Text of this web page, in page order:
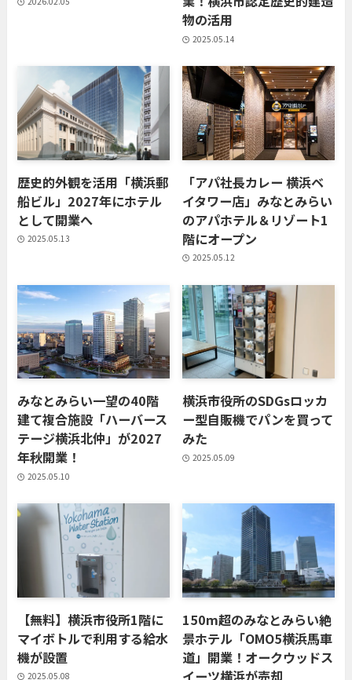
物の活用
2025.05.14
歴史的外観を活用「横浜郵
船ビル」2027年にホテル
として開業へ
2025.05.13
「アパ社長カレー 横浜ベ
イタワー店」みなとみらい
のアパホテル＆リゾート1
階にオープン
2025.05.12
みなとみらい一望の40階
建て複合施設「ハーバース
テージ横浜北仲」が2027
年秋開業！
2025.05.10
横浜市役所のSDGsロッカ
ー型自販機でパンを買って
みた
2025.05.09
【無料】横浜市役所1階に
マイボトルで利用する給水
機が設置
2025.05.08
150m超のみなとみらい絶
景ホテル「OMO5横浜馬車
道」開業！オークウッドス
イーツ横浜が売却